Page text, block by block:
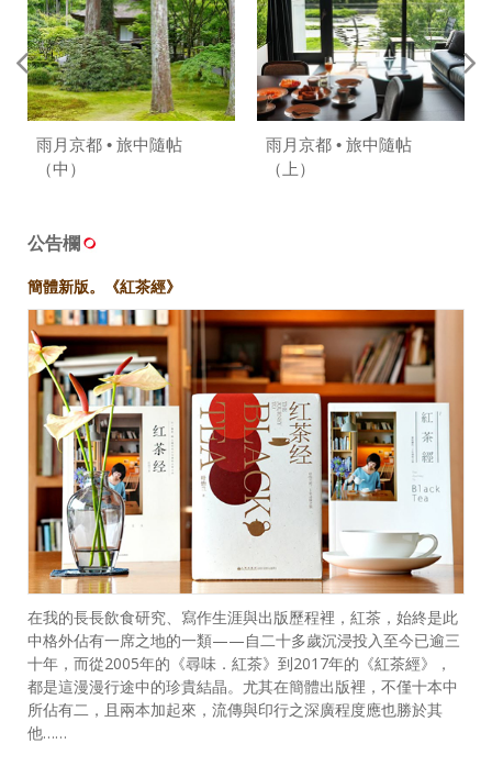
雨月京都 • 旅中隨帖
（中）
雨月京都 • 旅中隨帖
（上）
公告欄
簡體新版。《紅茶經》
在我的長長飲食研究、寫作生涯與出版歷程裡，紅茶，始終是此
中格外佔有一席之地的一類——自二十多歲沉浸投入至今已逾三
十年，而從2005年的《尋味．紅茶》到2017年的《紅茶經》，
都是這漫漫行途中的珍貴結晶。尤其在簡體出版裡，不僅十本中
所佔有二，且兩本加起來，流傳與印行之深廣程度應也勝於其
他……